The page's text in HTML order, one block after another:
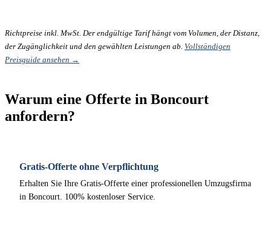
Richtpreise inkl. MwSt. Der endgültige Tarif hängt vom Volumen, der Distanz,
der Zugänglichkeit und den gewählten Leistungen ab. Vollständigen
Preisguide ansehen →
Warum eine Offerte in Boncourt
anfordern?
Gratis-Offerte ohne Verpflichtung
Erhalten Sie Ihre Gratis-Offerte einer professionellen Umzugsfirma
in Boncourt. 100% kostenloser Service.